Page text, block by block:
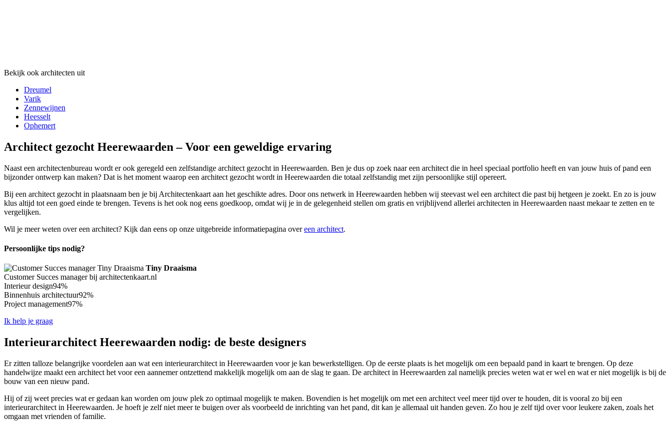
Bekijk ook architecten uit
Dreumel
Varik
Zennewijnen
Heesselt
Ophemert
Architect gezocht Heerewaarden – Voor een geweldige ervaring
Naast een architectenbureau wordt er ook geregeld een zelfstandige architect gezocht in Heerewaarden. Ben je dus op zoek naar een architect die in heel speciaal portfolio heeft en van jouw huis of pand een
bijzonder ontwerp kan maken? Dat is het moment waarop een architect gezocht wordt in Heerewaarden die totaal zelfstandig met zijn persoonlijke stijl opereert.
Bij een architect gezocht in plaatsnaam ben je bij Architectenkaart aan het geschikte adres. Door ons netwerk in Heerewaarden hebben wij steevast wel een architect die past bij hetgeen je zoekt. En zo is jouw
klus altijd tot een goed einde te brengen. Tevens is het ook nog eens goedkoop, omdat wij je in de gelegenheid stellen om gratis en vrijblijvend allerlei architecten in Heerewaarden naast mekaar te zetten en te
vergelijken.
Wil je meer weten over een architect? Kijk dan eens op onze uitgebreide informatiepagina overeen architect.
Persoonlijke tips nodig?
Tiny Draaisma
Customer Succes manager bij architectenkaart.nl
Interieur design94%
Binnenhuis architectuur92%
Project management97%
Ik help je graag
Interieurarchitect Heerewaarden nodig: de beste designers
Er zitten talloze belangrijke voordelen aan wat een interieurarchitect in Heerewaarden voor je kan bewerkstelligen. Op de eerste plaats is het mogelijk om een bepaald pand in kaart te brengen. Op deze
handelwijze maakt een architect het voor een aannemer ontzettend makkelijk mogelijk om aan de slag te gaan. De architect in Heerewaarden zal namelijk precies weten wat er wel en wat er niet mogelijk is bij de
bouw van een nieuw pand.
Hij of zij weet precies wat er gedaan kan worden om jouw plek zo optimaal mogelijk te maken. Bovendien is het mogelijk om met een architect veel meer tijd over te houden, dit is vooral zo bij een
interieurarchitect in Heerewaarden. Je hoeft je zelf niet meer te buigen over als voorbeeld de inrichting van het pand, dit kan je allemaal uit handen geven. Zo hou je zelf tijd over voor leukere zaken, zoals het
omgaan met vrienden of familie.